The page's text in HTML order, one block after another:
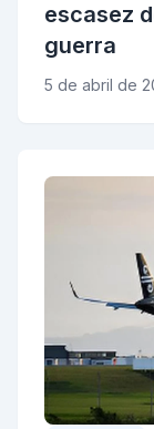
escasez
guerra
5 de abril de